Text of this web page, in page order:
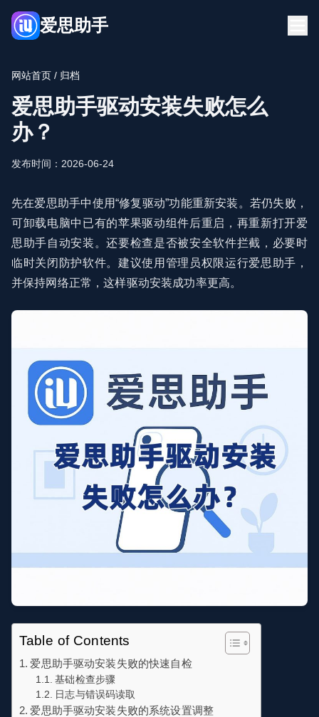
爱思助手
新闻资讯
常见问题
立即下载
网站首页 / 归档
爱思助手驱动安装失败怎么
办？
发布时间：2026-06-24
先在爱思助手中使用“修复驱动”功能重新安装。若仍失败，
可卸载电脑中已有的苹果驱动组件后重启，再重新打开爱
思助手自动安装。还要检查是否被安全软件拦截，必要时
临时关闭防护软件。建议使用管理员权限运行爱思助手，
并保持网络正常，这样驱动安装成功率更高。
Table of Contents
爱思助手驱动安装失败的快速自检
基础检查步骤
日志与错误码读取
爱思助手驱动安装失败的系统设置调整